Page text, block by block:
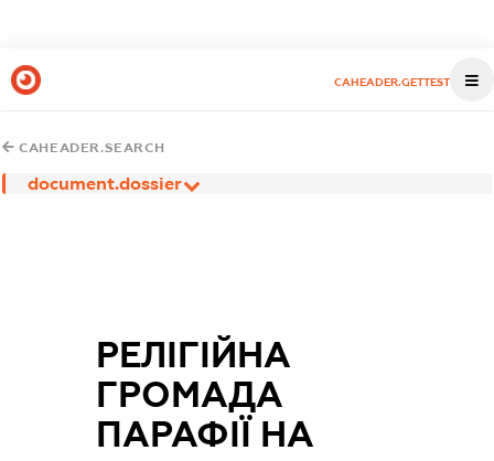
CAHEADER.GETTEST
CAHEADER.SEARCH
document.dossier
РЕЛІГІЙНА
ГРОМАДА
ПАРАФІЇ НА